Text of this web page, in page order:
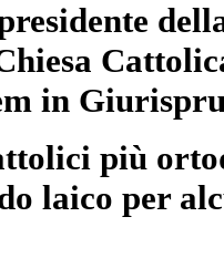
in
più
laico per